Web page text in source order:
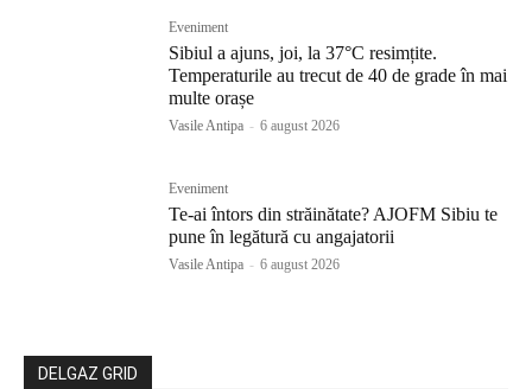
Eveniment
Sibiul a ajuns, joi, la 37°C resimțite.
Temperaturile au trecut de 40 de grade în mai
multe orașe
Vasile Antipa - 6 august 2026
Eveniment
Te-ai întors din străinătate? AJOFM Sibiu te
pune în legătură cu angajatorii
Vasile Antipa - 6 august 2026
DELGAZ GRID